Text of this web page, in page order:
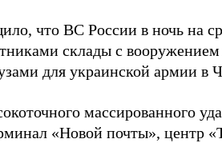
что ВС России в ночь на
склады с вооружением
для украинской армии в
массированного
«Новой почты», центр